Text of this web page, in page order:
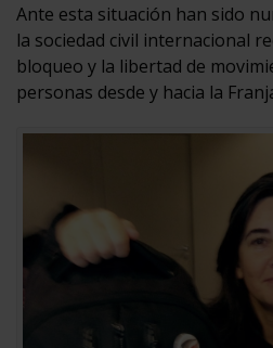
Ante esta situación han sido
la sociedad civil internacional
bloqueo y la libertad de
personas desde y hacia la